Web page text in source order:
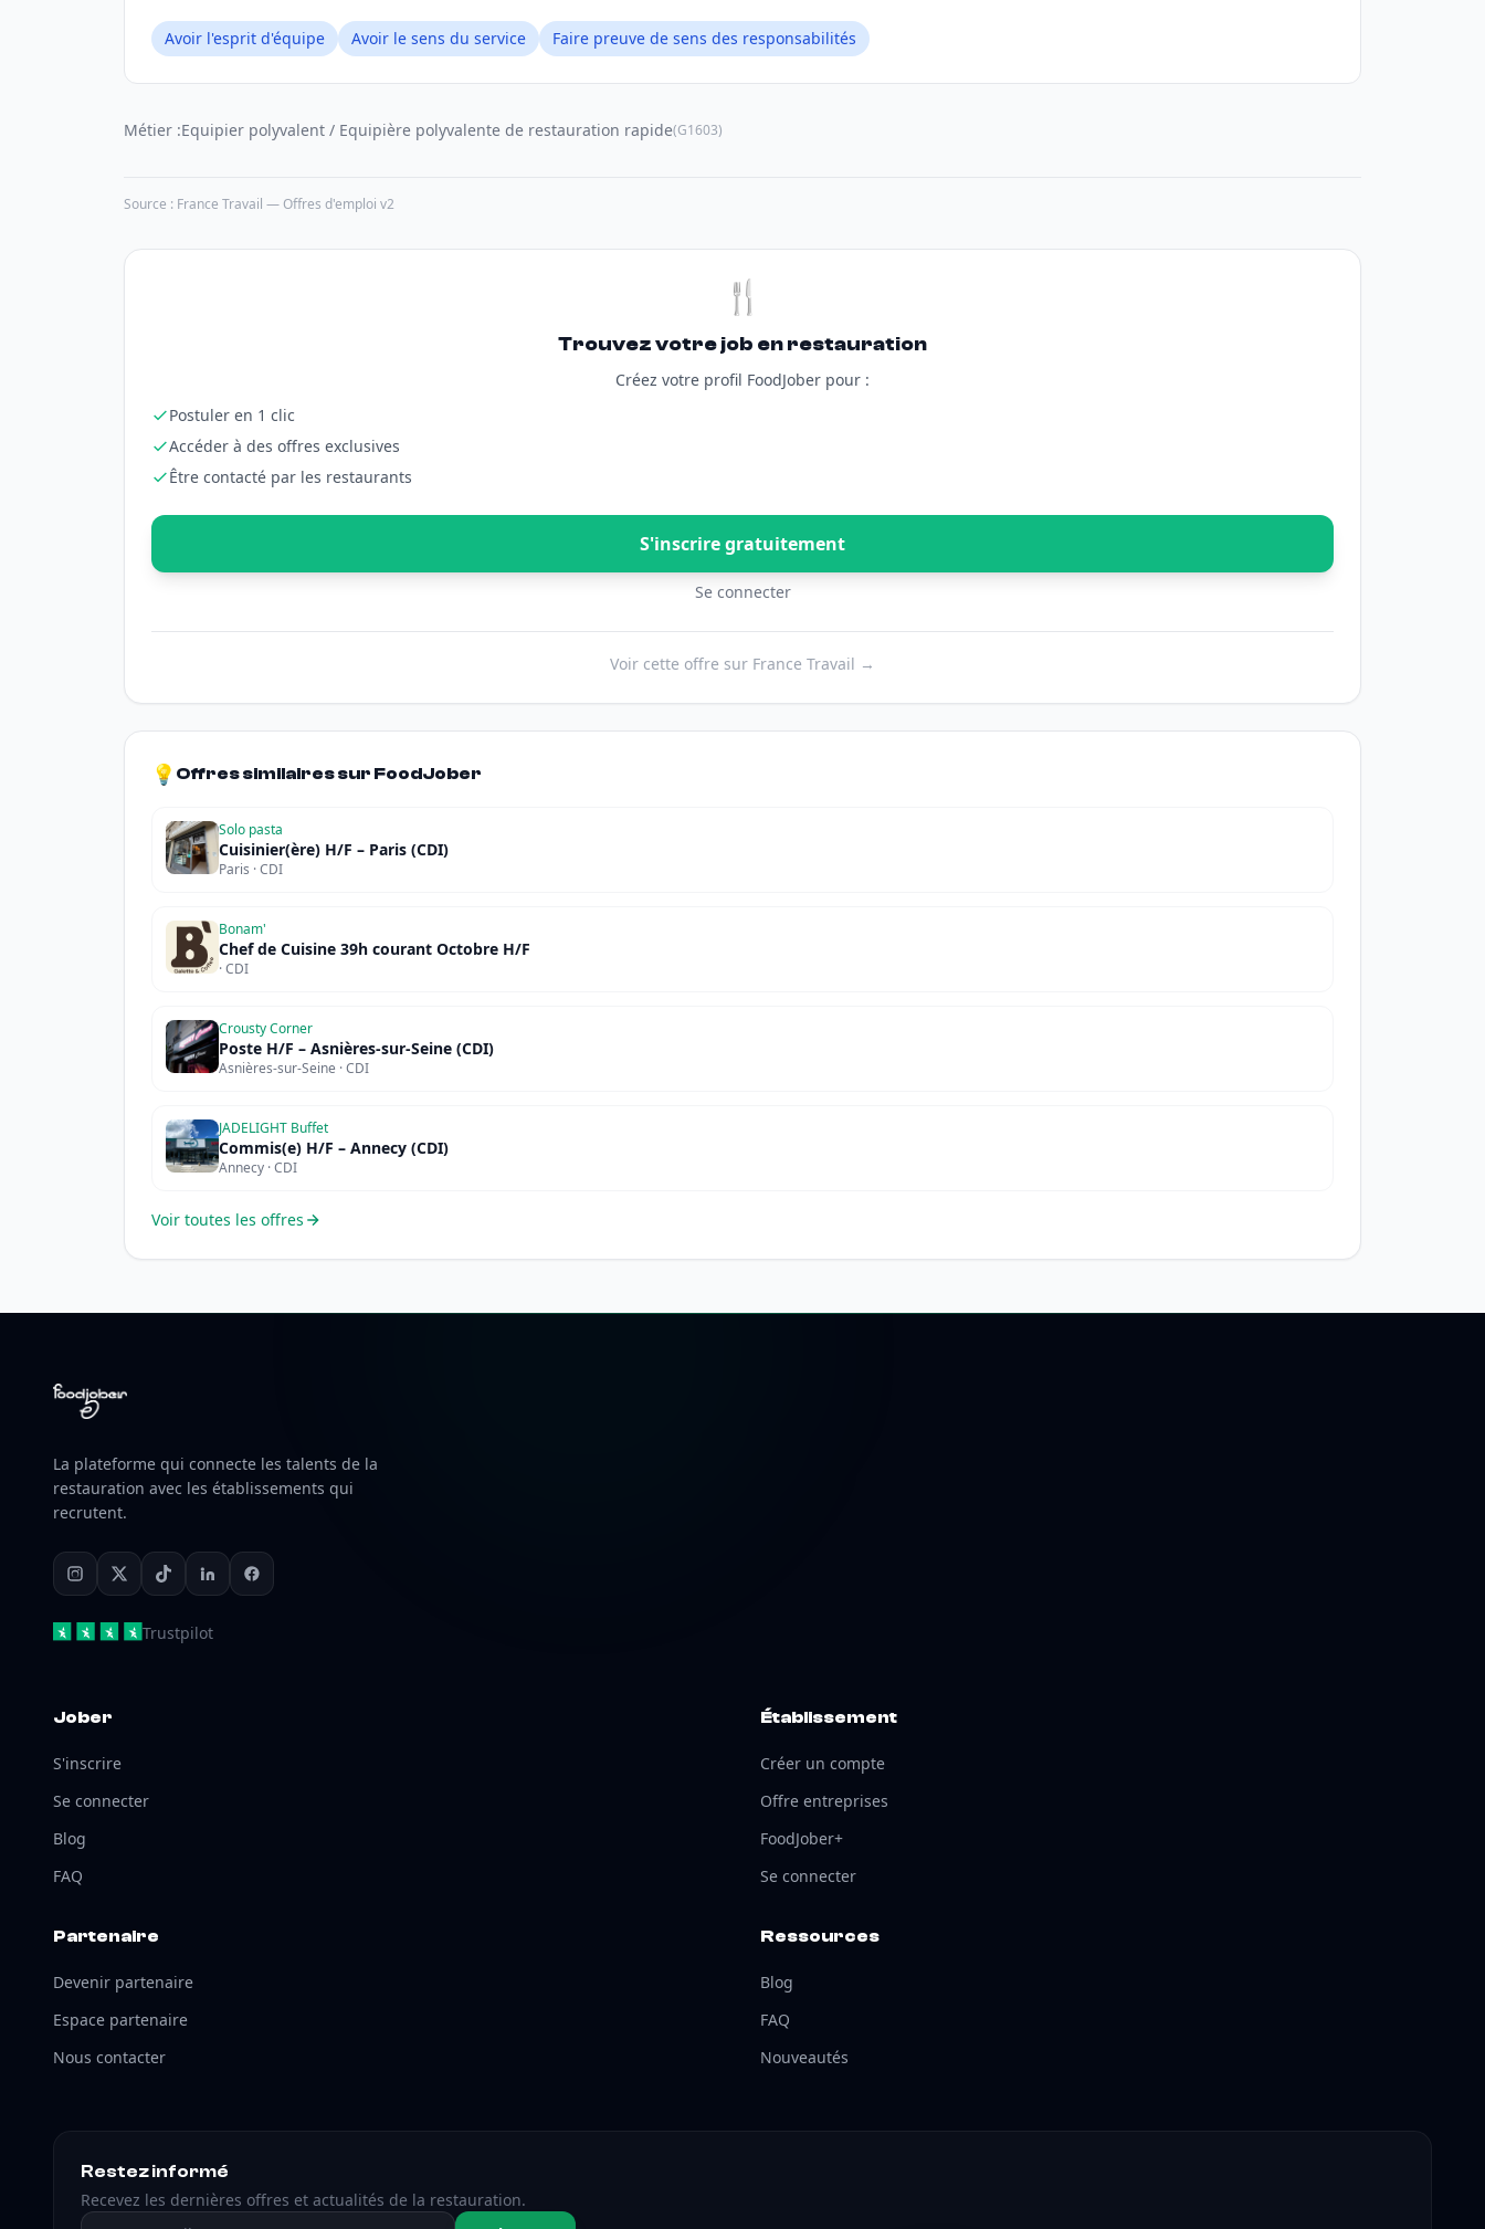
Avoir l'esprit d'équipe Avoir le sens du service Faire preuve de sens des responsabilités
Métier :Equipier polyvalent / Equipière polyvalente de restauration rapide(G1603)
Source : France Travail — Offres d'emploi v2
🍴
Trouvez votre job en restauration
Créez votre profil FoodJober pour :
Postuler en 1 clic
Accéder à des offres exclusives
Être contacté par les restaurants
S'inscrire gratuitement
Se connecter
Voir cette offre sur France Travail →
💡 Offres similaires sur FoodJober
Solo pasta
Cuisinier(ère) H/F – Paris (CDI)
Paris · CDI
Bonam'
Chef de Cuisine 39h courant Octobre H/F
· CDI
Crousty Corner
Poste H/F – Asnières-sur-Seine (CDI)
Asnières-sur-Seine · CDI
JADELIGHT Buffet
Commis(e) H/F – Annecy (CDI)
Annecy · CDI
Voir toutes les offres
La plateforme qui connecte les talents de la
restauration avec les établissements qui
recrutent.
Trustpilot
Jober
S'inscrire
Se connecter
Blog
FAQ
Établissement
Créer un compte
Offre entreprises
FoodJober+
Se connecter
Partenaire
Devenir partenaire
Espace partenaire
Nous contacter
Ressources
Blog
FAQ
Nouveautés
Restez informé
Recevez les dernières offres et actualités de la restauration.
Adresse email